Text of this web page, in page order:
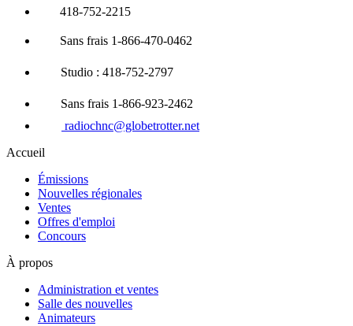
418-752-2215
Sans frais 1-866-470-0462
Studio : 418-752-2797
Sans frais 1-866-923-2462
radiochnc@globetrotter.net
Accueil
Émissions
Nouvelles régionales
Ventes
Offres d'emploi
Concours
À propos
Administration et ventes
Salle des nouvelles
Animateurs